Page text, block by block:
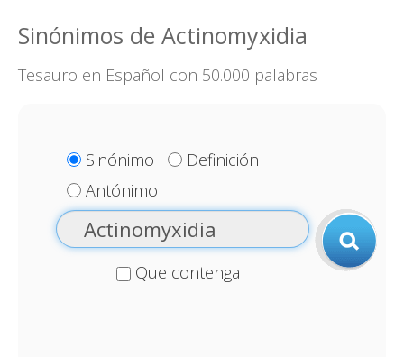
Sinónimos de Actinomyxidia
Tesauro en Español con 50.000 palabras
Sinónimo
Definición
Antónimo
Que contenga